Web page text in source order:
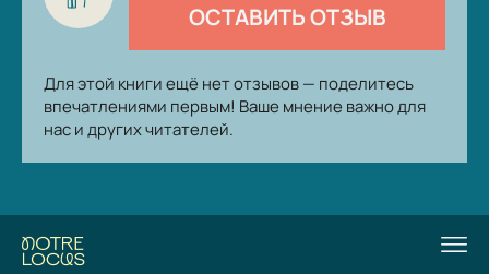
ОСТАВИТЬ ОТЗЫВ
Для этой книги ещё нет отзывов — поделитесь
впечатлениями первым! Ваше мнение важно для
нас и других читателей.